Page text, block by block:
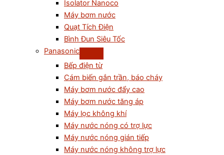
Isolator Nanoco
Máy bơm nước
Quạt Tích Điện
Bình Đun Siêu Tốc
Panasonic
Bếp điện từ
Cám biến gắn trần, báo cháy
Máy bơm nước đẩy cao
Máy bơm nước tăng áp
Máy lọc không khí
Máy nước nóng có trợ lực
Máy nước nóng gián tiếp
Máy nước nóng không trợ lực